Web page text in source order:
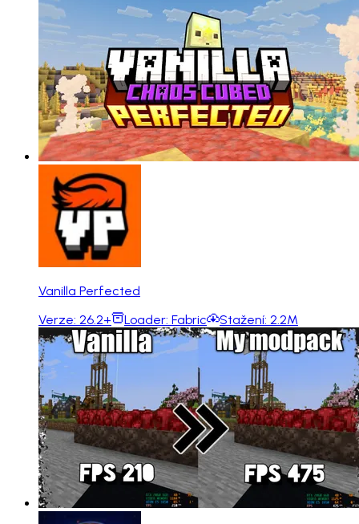
Vanilla Perfected
Verze: 26.2+ Loader: Fabric Stažení: 2.2M